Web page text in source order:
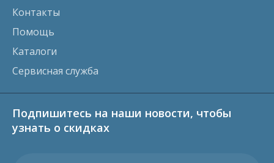
Контакты
Помощь
Каталоги
Сервисная служба
Подпишитесь на наши новости, чтобы
узнать о скидках